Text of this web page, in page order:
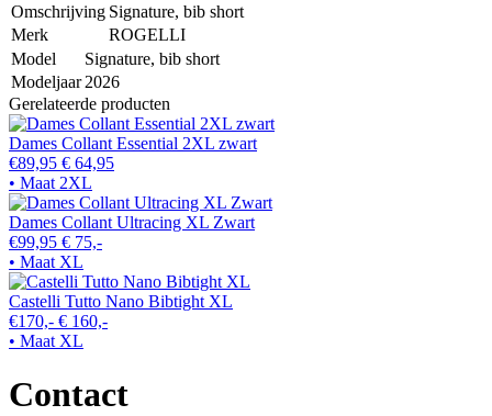
Omschrijving Signature, bib short
Merk
ROGELLI
Model
Signature, bib short
Modeljaar 2026
Gerelateerde producten
Dames Collant Essential 2XL zwart
€89,95 € 64,95
• Maat 2XL
Dames Collant Ultracing XL Zwart
€99,95 € 75,-
• Maat XL
Castelli Tutto Nano Bibtight XL
€170,- € 160,-
• Maat XL
Contact